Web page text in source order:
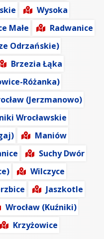
Wysoka
Małe
Radwanice
Odrzańskie)
Brzezia Łąka
Różanka)
(Jerzmanowo)
Wrocławskie
Maniów
Suchy Dwór
Wilczyce
Jaszkotle
Wrocław (Kuźniki)
Krzyżowice